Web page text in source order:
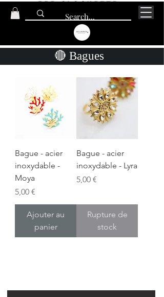
🔴 Bagues
Bague - acier
inoxydable -
Moya
Prix
5,00 €
Ajouter au
panier
Bague - acier
inoxydable - Lyra
Prix
5,00 €
Rupture de
stock